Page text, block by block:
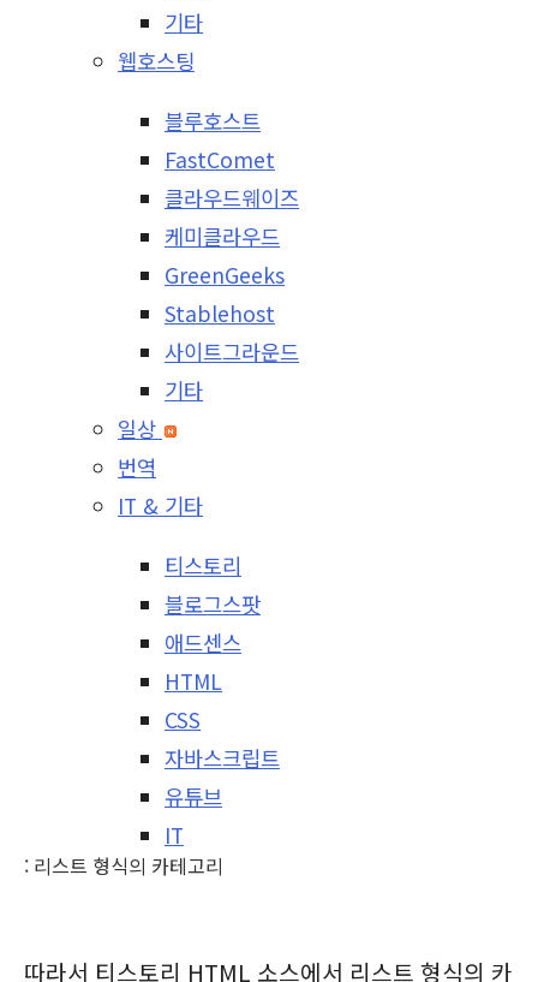
기타
웹호스팅
블루호스트
FastComet
클라우드웨이즈
케미클라우드
GreenGeeks
Stablehost
사이트그라운드
기타
일상
번역
IT & 기타
티스토리
블로그스팟
애드센스
HTML
CSS
자바스크립트
유튜브
IT
: 리스트 형식의 카테고리
따라서 티스토리 HTML 소스에서 리스트 형식의 카